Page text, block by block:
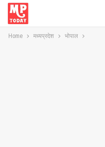
Home मध्यप्रदेश भोपाल